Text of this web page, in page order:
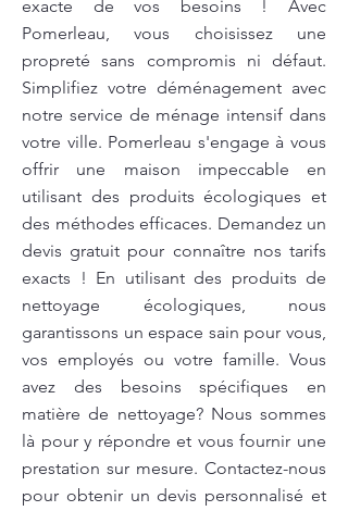
exacte de vos besoins ! Avec
Pomerleau, vous choisissez une
propreté sans compromis ni défaut.
Simplifiez votre déménagement avec
notre service de ménage intensif dans
votre ville. Pomerleau s'engage à vous
offrir une maison impeccable en
utilisant des produits écologiques et
des méthodes efficaces. Demandez un
devis gratuit pour connaître nos tarifs
exacts ! En utilisant des produits de
nettoyage écologiques, nous
garantissons un espace sain pour vous,
vos employés ou votre famille. Vous
avez des besoins spécifiques en
matière de nettoyage? Nous sommes
là pour y répondre et vous fournir une
prestation sur mesure. Contactez-nous
pour obtenir un devis personnalisé et